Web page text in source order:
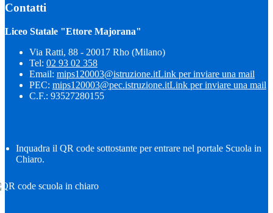
Contatti
Liceo Statale "Ettore Majorana"
Via Ratti, 88 - 20017 Rho (Milano)
Tel: 02 93 02 358
Email: mips120003@istruzione.itLink per inviare una mail
PEC: mips120003@pec.istruzione.itLink per inviare una mail
C.F.: 93527280155
Inquadra il QR code sottostante per entrare nel portale Scuola in
Chiaro.